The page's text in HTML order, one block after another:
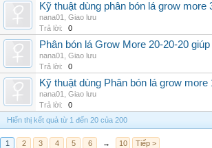
Kỹ thuật dùng phân bón lá grow more
nana01
Giao lưu
Trả lời:
0
Phân bón lá Grow More 20-20-20
nana01
Giao lưu
Trả lời:
0
Kỹ thuật dùng Phân bón lá grow
nana01
Giao lưu
Trả lời:
0
Hiển thị kết quả từ 1 đến 20 của 200
1 2 3 4 5 6 → 10 Tiếp >